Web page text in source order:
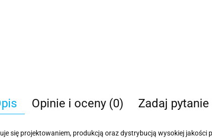
Opinie i oceny (0) Zadaj pytanie
się projektowaniem, produkcją oraz dystrybucją wysokiej